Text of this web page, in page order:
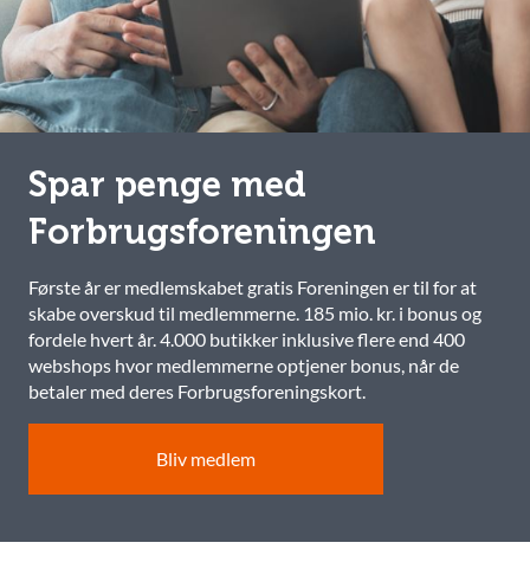
Spar penge med
Forbrugsforeningen
Første år er medlemskabet gratis Foreningen er til for at
skabe overskud til medlemmerne. 185 mio. kr. i bonus og
fordele hvert år. 4.000 butikker inklusive flere end 400
webshops hvor medlemmerne optjener bonus, når de
betaler med deres Forbrugsforeningskort.
Bliv medlem